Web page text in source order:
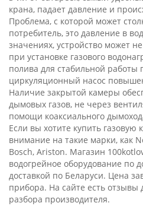
крана, падает давление и
Проблема, с которой может
потребитель, это давление в
значениях, устройство может
при установке газового
полива для стабильной
циркуляционный насос
Наличие закрытой камеры
дымовых газов, не через
помощи коаксиального
Если вы хотите купить газовую
внимание на такие марки, как
Bosch, Ariston. Магазин
водогрейное оборудование по
доставкой по Беларуси. Цена
прибора. На сайте есть отзывы
разбора производителя.